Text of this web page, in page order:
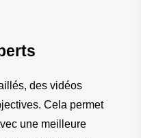
des vidéos
Cela permet
une meilleure